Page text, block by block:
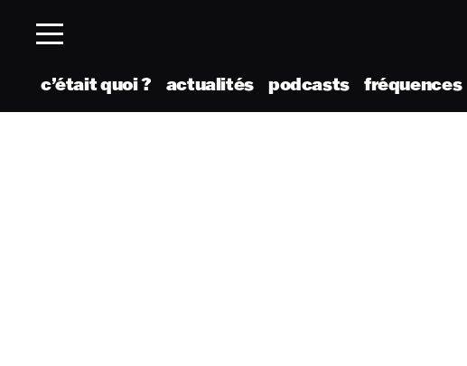
c’était quoi ? actualités podcasts fréquences